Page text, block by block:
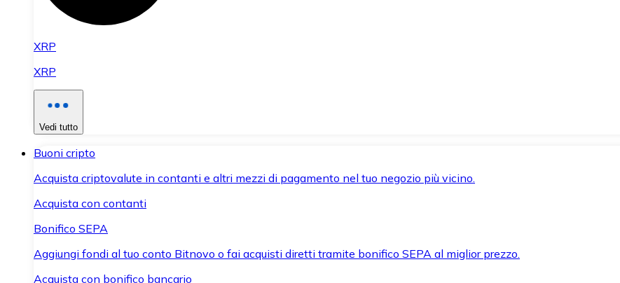
XRP
XRP
Vedi tutto
Buoni cripto
Acquista criptovalute in contanti e altri mezzi di pagamento nel tuo negozio più vicino.
Acquista con contanti
Bonifico SEPA
Aggiungi fondi al tuo conto Bitnovo o fai acquisti diretti tramite bonifico SEPA al miglior prezzo.
Acquista con bonifico bancario